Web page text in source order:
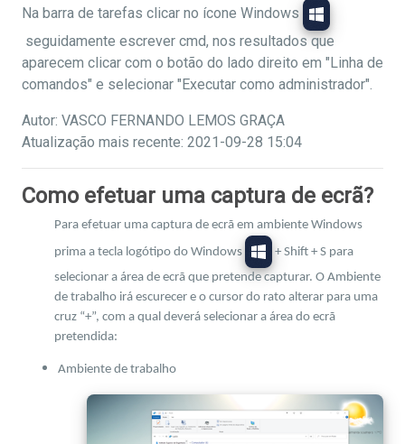
Na barra de tarefas clicar no ícone Windows
seguidamente escrever cmd, nos resultados que
aparecem clicar com o botão do lado direito em "Linha de
comandos" e selecionar "Executar como administrador".
Autor: VASCO FERNANDO LEMOS GRAÇA
Atualização mais recente: 2021-09-28 15:04
Como efetuar uma captura de ecrã?
Para efetuar uma captura de ecrã em ambiente Windows
prima a tecla logótipo do Windows
+ Shift + S para
selecionar a área de ecrã que pretende capturar. O Ambiente
de trabalho irá escurecer e o cursor do rato alterar para uma
cruz “+”, com a qual deverá selecionar a área do ecrã
pretendida:
Ambiente de trabalho